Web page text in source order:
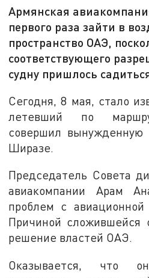
Армянская
первого раза зайти в
пространство ОАЭ,
соответствующего
судну пришлось
Сегодня, 8 мая, стало
летевший по
совершил вынужденную
Ширазе.
Председатель Совета
авиакомпании Арам
проблем с авиационной
Причиной сложившейся
решение властей ОАЭ.
Оказывается, что